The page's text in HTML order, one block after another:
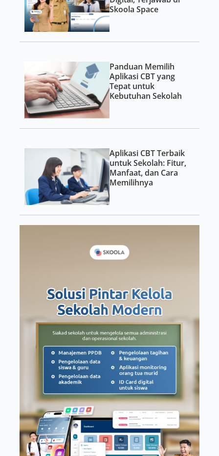
Skoola Space
Panduan Memilih
Aplikasi CBT yang
Tepat untuk
Kebutuhan Sekolah
Aplikasi CBT Terbaik
untuk Sekolah: Fitur,
Manfaat, dan Cara
Memilihnya